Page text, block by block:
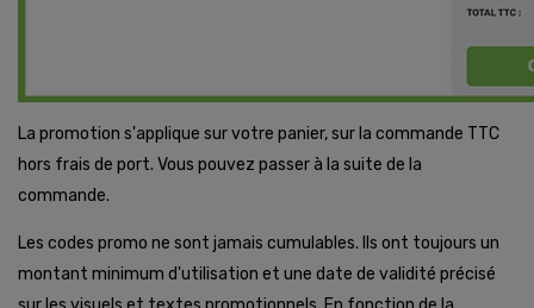
La promotion s'applique sur votre panier, sur la commande TTC
hors frais de port. Vous pouvez passer à la suite de la
commande.
Les codes promo ne sont jamais cumulables. Ils ont toujours un
montant minimum d'utilisation et une date de validité précisé